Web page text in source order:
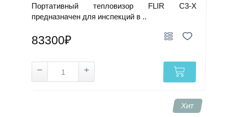
Портативный тепловизор FLIR C3-X
предназначен для инспекций в ..
83300₽
Хит